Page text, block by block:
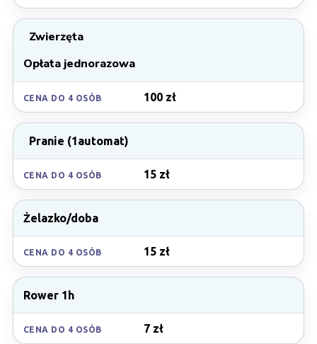
Zwierzęta
opłata jednorazowa
CENA DO 4 OSÓB 100 zł
Pranie (1automat)
CENA DO 4 OSÓB 15 zł
Żelazko/doba
CENA DO 4 OSÓB 15 zł
Rower 1h
CENA DO 4 OSÓB 7 zł